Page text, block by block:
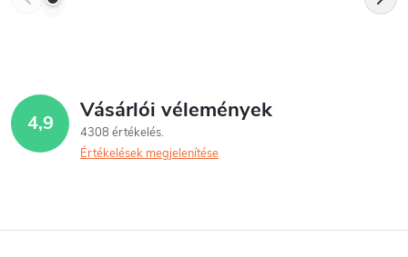
4,9 Vásárlói vélemények
4308 értékelés
Értékelések megjelenítése